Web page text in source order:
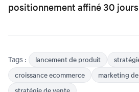
positionnement affiné 30
Tags : lancement de produit
croissance ecommerce
marketing